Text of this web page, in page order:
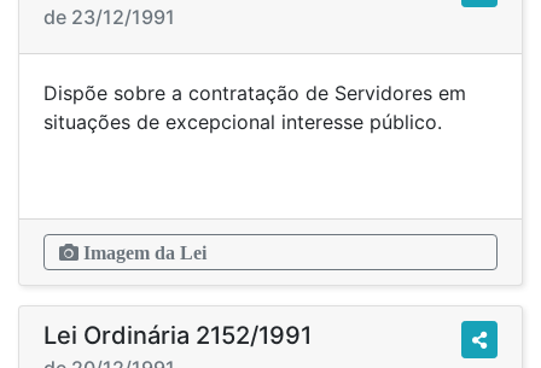
de 23/12/1991
Dispõe sobre a contratação de Servidores em
situações de excepcional interesse público.
Imagem da Lei
Lei Ordinária 2152/1991